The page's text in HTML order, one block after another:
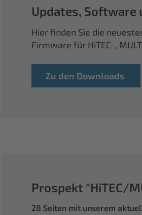
Updates, Software
Hier finden Sie die
Firmware für HiTEC-,
Zu den Downloads
Prospekt "HiTEC/
28 Seiten mit unserem